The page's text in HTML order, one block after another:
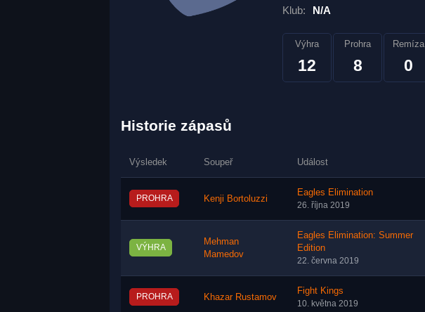
Klub:
N/A
Výhra
12
Prohra
8
Remíza
0
Historie zápasů
Výsledek Soupeř Událost
PROHRA Kenji Bortoluzzi
Eagles Elimination
26. října 2019
VÝHRA
Mehman
Mamedov
Eagles Elimination: Summer
Edition
22. června 2019
PROHRA Khazar Rustamov
Fight Kings
10. května 2019